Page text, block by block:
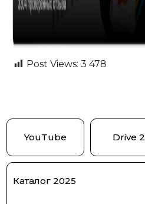
Post Views: 3 478
YouTube Drive 2
Каталог 2025